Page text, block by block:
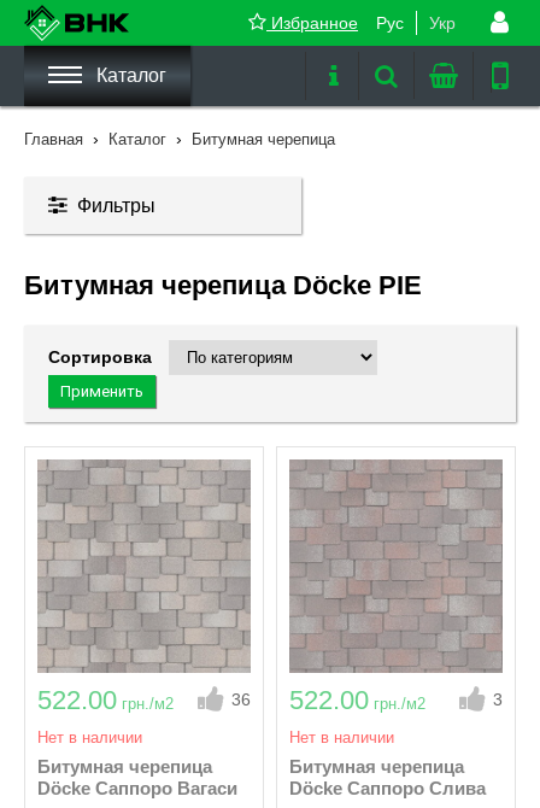
Рус Укр
Избранное
Каталог
Главная › Каталог › Битумная черепица
Фильтры
Битумная черепица Döcke PIE
Сортировка
522.00 грн./м2 36
Нет в наличии
Битумная черепица
Döcke Саппоро Вагаси
522.00 грн./м2 3
Нет в наличии
Битумная черепица
Döcke Саппоро Слива